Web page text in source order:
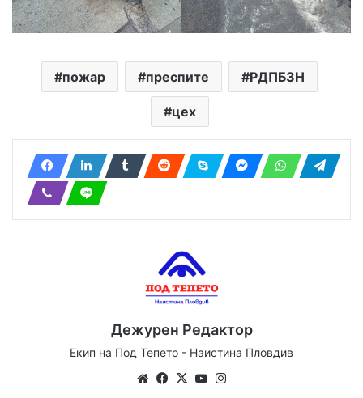
пожар преспите РДПБЗН
цех
Дежурен Редактор
Екип на Под Тепето - Наистина Пловдив
WebsiteFacebook
X YouTube